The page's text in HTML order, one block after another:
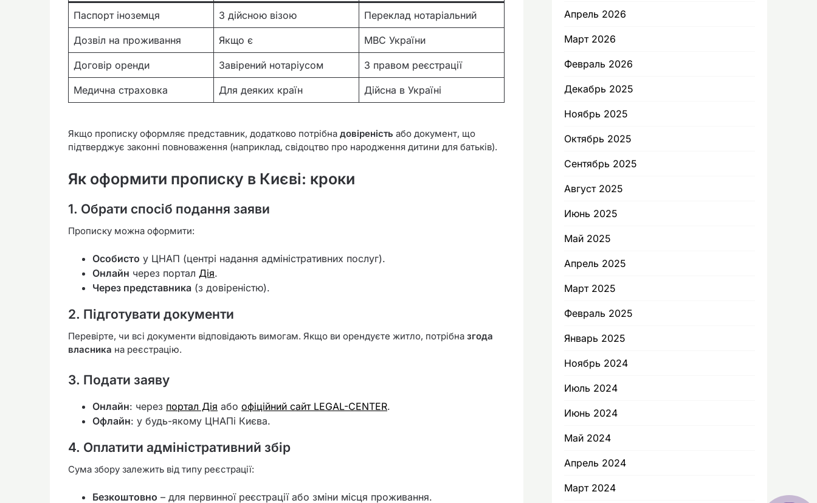
Паспорт іноземця З дійсною візою Переклад нотаріальний
Дозвіл на проживання Якщо є МВС України
Договір оренди Завірений нотаріусом З правом реєстрації
Медична страховка Для деяких країн Дійсна в Україні
Якщо прописку оформляє представник, додатково потрібна довіреність або документ, що
підтверджує законні повноваження (наприклад, свідоцтво про народження дитини для батьків).
Як оформити прописку в Києві: кроки
1. Обрати спосіб подання заяви
Прописку можна оформити:
Особисто у ЦНАП (центрі надання адміністративних послуг).
Онлайн через портал Дія.
Через представника (з довіреністю).
2. Підготувати документи
Перевірте, чи всі документи відповідають вимогам. Якщо ви орендуєте житло, потрібна згода
власника на реєстрацію.
3. Подати заяву
Онлайн: через портал Дія або офіційний сайт LEGAL-CENTER.
Офлайн: у будь-якому ЦНАПі Києва.
4. Оплатити адміністративний збір
Сума збору залежить від типу реєстрації:
Безкоштовно – для первинної реєстрації або зміни місця проживання.
Апрель 2026
Март 2026
Февраль 2026
Декабрь 2025
Ноябрь 2025
Октябрь 2025
Сентябрь 2025
Август 2025
Июнь 2025
Май 2025
Апрель 2025
Март 2025
Февраль 2025
Январь 2025
Ноябрь 2024
Июль 2024
Июнь 2024
Май 2024
Апрель 2024
Март 2024